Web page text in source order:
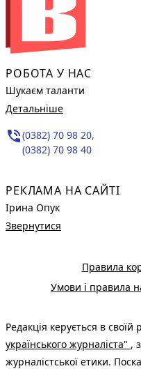
РОБОТА У НАС
Шукаєм таланти
Детальніше
phone_in_talk(0382) 70 98 20,
(0382) 70 98 40
РЕКЛАМА НА САЙТІ
Ірина Опук
Звернутися
Правила
Умови і правила
Редакція керується в своїй
українського журналіста" ,
журналістської етики.